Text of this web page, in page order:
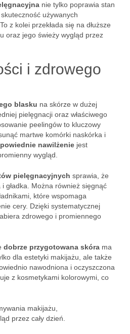
nie tylko poprawia stan
używanych
z kolei przekłada się na dłuższe
oraz jego świeży wygląd przez
i zdrowego
blasku na skórze w dużej
pielęgnacji oraz właściwego
peelingów to kluczowy
martwe komórki naskórka i
nawilżenie jest
wygląd.
pielęgnacyjnych sprawia, że
gładka. Można również sięgnąć
które wspomaga
cery. Dzięki systematycznej
zdrowego i promiennego
dobrze przygotowana skóra ma
dla estetyki makijażu, ale także
nawodniona i oczyszczona
z kosmetykami kolorowymi, co
makijażu,
przez cały dzień.